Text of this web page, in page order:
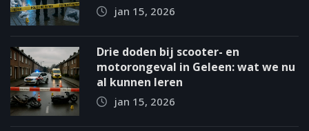
jan 15, 2026
Drie doden bij scooter- en
motorongeval in Geleen: wat we nu
al kunnen leren
jan 15, 2026